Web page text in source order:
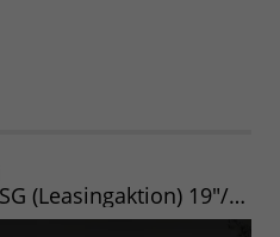
H6 RS 2.0 TSI 195kW DSG (Leasingaktion) 19"/NAV/MATRIX/PANO/AHK/EASY/HEADUP/CANTON/ASSIST/WINTER/360/UVM.